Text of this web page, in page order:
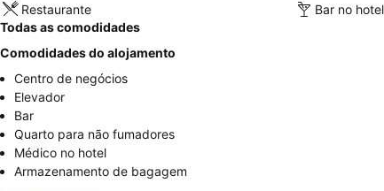
Restaurante
Bar no hotel
Todas as comodidades
Comodidades do alojamento
Centro de negócios
Elevador
Bar
Quarto para não fumadores
Médico no hotel
Armazenamento de bagagem